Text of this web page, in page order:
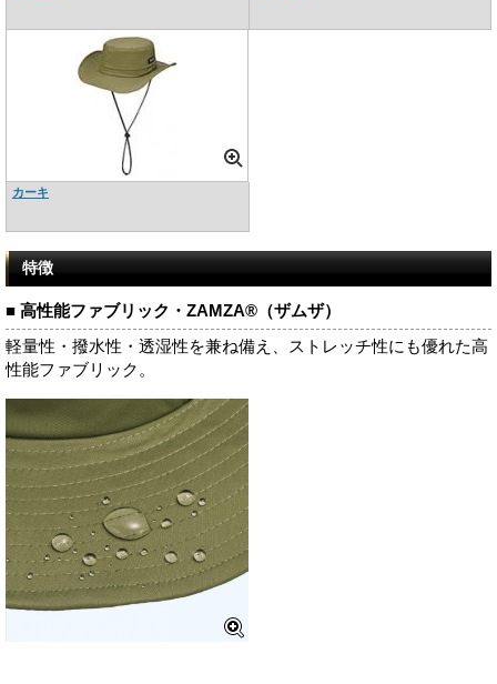
カーキ
特徴
■ 高性能ファブリック・ZAMZA®（ザムザ）
軽量性・撥水性・透湿性を兼ね備え、ストレッチ性にも優れた高
性能ファブリック。